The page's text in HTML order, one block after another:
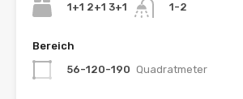
1+1 2+1 3+1
1-2
Bereich
56-120-190 Quadratmeter